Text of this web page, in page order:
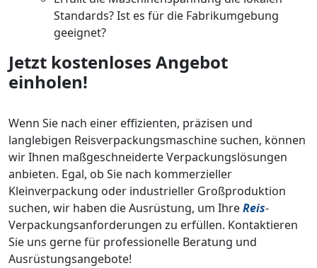
Standards? Ist es für die Fabrikumgebung
geeignet?
Jetzt kostenloses Angebot
einholen!
Wenn Sie nach einer effizienten, präzisen und
langlebigen Reisverpackungsmaschine suchen, können
wir Ihnen maßgeschneiderte Verpackungslösungen
anbieten. Egal, ob Sie nach kommerzieller
Kleinverpackung oder industrieller Großproduktion
suchen, wir haben die Ausrüstung, um IhreReis-
Verpackungsanforderungen zu erfüllen. Kontaktieren
Sie uns gerne für professionelle Beratung und
Ausrüstungsangebote!